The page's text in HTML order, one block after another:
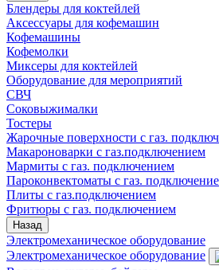
Блендеры для коктейлей
Аксессуары для кофемашин
Кофемашины
Кофемолки
Миксеры для коктейлей
Оборудование для мероприятий
СВЧ
Соковыжималки
Тостеры
Жарочные поверхности с газ.
Макароноварки с газ.подключением
Мармиты с газ. подключением
Пароконвектоматы с газ.
Плиты с газ.подключением
Фритюры с газ. подключением
Назад
Электромеханическое оборудование
Электромеханическое оборудование